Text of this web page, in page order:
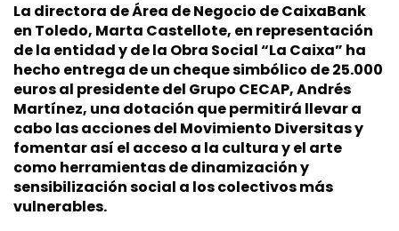
La directora de Área de Negocio de CaixaBank
en Toledo, Marta Castellote, en representación
de la entidad y de la Obra Social “La Caixa” ha
hecho entrega de un cheque simbólico de 25.000
euros al presidente del Grupo CECAP, Andrés
Martínez, una dotación que permitirá llevar a
cabo las acciones del Movimiento Diversitas y
fomentar así el acceso a la cultura y el arte
como herramientas de dinamización y
sensibilización social a los colectivos más
vulnerables.